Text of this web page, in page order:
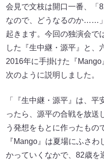
会見で文枝は開口一番、「
なので、どうなるのか……
起きます。今回の独演会で
した『生中継・源平』と、
2016年に手掛けた『Mango
次のように説明しました。
「『生中継・源平』は、
ったら、源平の合戦を放送
う発想をもとに作ったもの
『Mango』は夏場にふさ
かっていくなかで、82歳を